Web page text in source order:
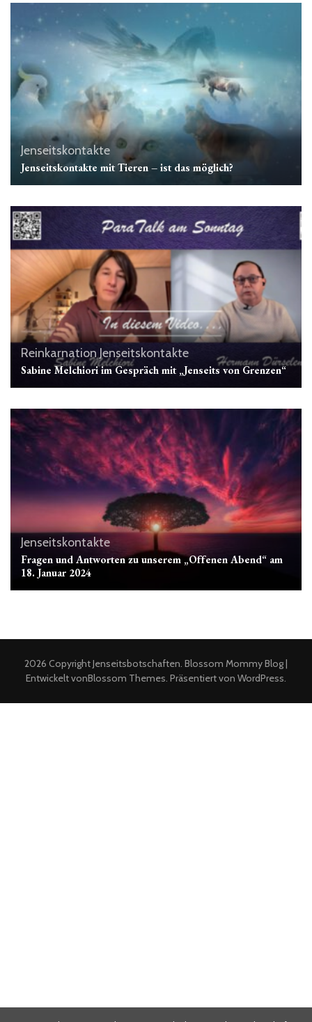
Jenseitskontakte
Jenseitskontakte mit Tieren – ist das möglich?
Reinkarnation Jenseitskontakte
Sabine Melchiori im Gespräch mit „Jenseits von Grenzen“
Jenseitskontakte
Fragen und Antworten zu unserem „Offenen Abend“ am
18. Januar 2024
2026 CopyrightJenseitsbotschaften. Blossom Mommy Blog |
Entwickelt vonBlossom Themes. Präsentiert von WordPress.